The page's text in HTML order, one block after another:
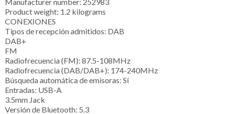
Manufacturer number: 252983
Product weight: 1.2 kilograms
CONEXIONES
Tipos de recepción admitidos: DAB
DAB+
FM
Radiofrecuencia (FM): 87.5-108MHz
Radiofrecuencia (DAB/DAB+): 174-240MHz
Búsqueda automática de emisoras: Sí
Entradas: USB-A
3.5mm Jack
Versión de Bluetooth: 5.3